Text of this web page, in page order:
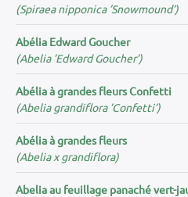
(Spiraea nipponica ’Snowmound’)
Abélia Edward Goucher
(Abelia ’Edward Goucher’)
Abélia à grandes fleurs Confetti
(Abelia grandiflora ’Confetti’)
Abélia à grandes fleurs
(Abelia x grandiflora)
Abelia au feuillage panaché vert-